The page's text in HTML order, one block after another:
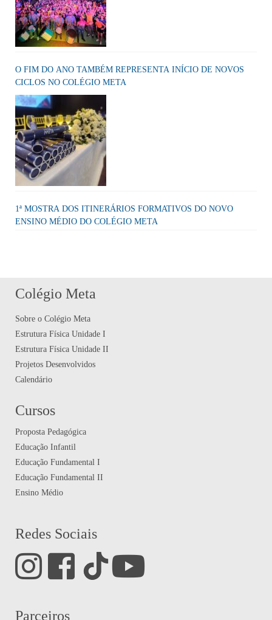
O FIM DO ANO TAMBÉM REPRESENTA INÍCIO DE NOVOS
CICLOS NO COLÉGIO META
1ª MOSTRA DOS ITINERÁRIOS FORMATIVOS DO NOVO
ENSINO MÉDIO DO COLÉGIO META
Colégio Meta
Sobre o Colégio Meta
Estrutura Física Unidade I
Estrutura Física Unidade II
Projetos Desenvolvidos
Calendário
Cursos
Proposta Pedagógica
Educação Infantil
Educação Fundamental I
Educação Fundamental II
Ensino Médio
Redes Sociais
Parceiros